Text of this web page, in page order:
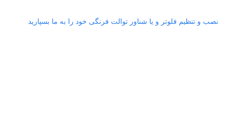
نصب و تنظیم فلوتر و یا شناور توالت فرنگی خود را به ما بسپارید